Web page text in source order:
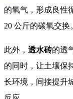
的氧气，形成良性
20 公斤的碳氧交换
此外， 透水砖的透
的同时，让土壤保
长环境，间接提升